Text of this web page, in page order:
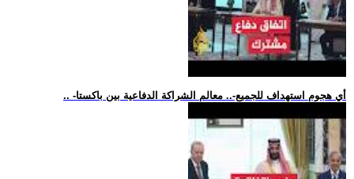
.. -أي هجوم استهداف للجميع-.. معالم الشراكة الدفاعية بين باكستا